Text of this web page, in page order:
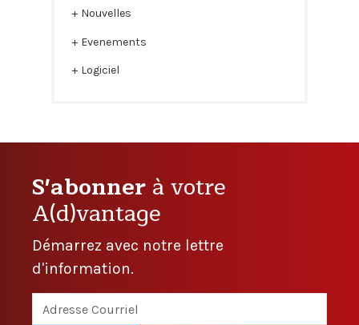
Nouvelles
Evenements
Logiciel
S'abonnerà votre
A(d)vantage
Démarrez avec notre lettre
d'information.